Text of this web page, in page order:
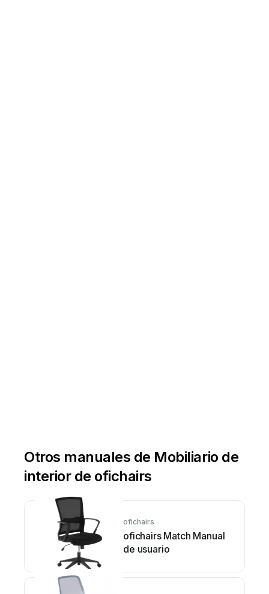
Otros manuales de Mobiliario de
interior de ofichairs
ofichairs
ofichairs Match Manual
de usuario